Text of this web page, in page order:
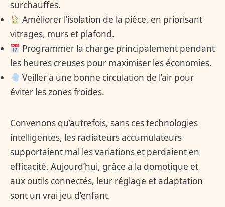
surchauffes.
Améliorer l’isolation de la pièce, en priorisant
vitrages, murs et plafond.
Programmer la charge principalement pendant
les heures creuses pour maximiser les économies.
Veiller à une bonne circulation de l’air pour
éviter les zones froides.
Convenons qu’autrefois, sans ces technologies
intelligentes, les radiateurs accumulateurs
supportaient mal les variations et perdaient en
efficacité. Aujourd’hui, grâce à la domotique et
aux outils connectés, leur réglage et adaptation
sont un vrai jeu d’enfant.